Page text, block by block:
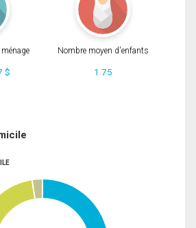
$
Nombre moyen d'enfants
1.75